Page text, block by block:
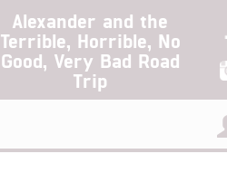
Alexander and the
Terrible, Horrible, No
Good, Very Bad Road
Trip